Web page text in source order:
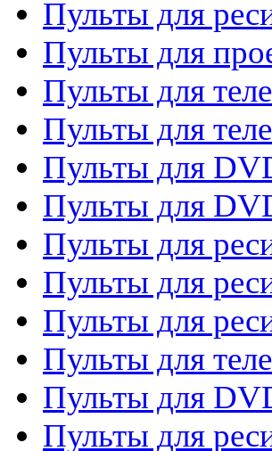
Пульты для
Пульты для
Пульты для
Пульты для
Пульты для
Пульты для
Пульты для
Пульты для
Пульты для
Пульты для
Пульты для
Пульты для